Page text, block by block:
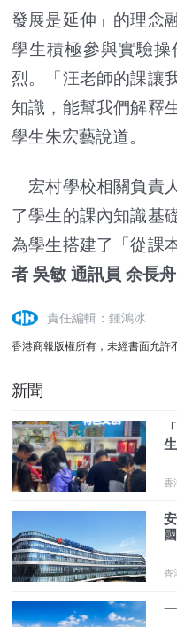
發展是延伸」的理念
學生積極參與實驗
烈。「汪老師的課讓
知識，能幫我們解釋
學生朱宏藝說道。
宏村學校相關負責
了學生的課內知識基
為學生搭建了「從課
者 吳敏 通訊員 余長舟
責任編輯：鍾鴻冰
香港商報版權所有，未經書面允許
新聞
香
香